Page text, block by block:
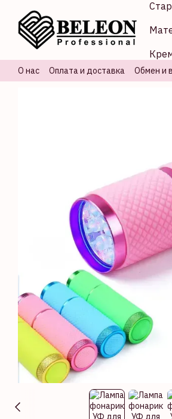
Перейти к основному контенту
О нас Оплата и доставка Обмен и